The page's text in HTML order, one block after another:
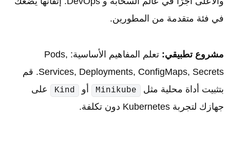
في فئة متقدمة من المطورين.
مشروع تطبيقي:
تعلم المفاهيم الأساسية: Pods,
Services, Deployments, ConfigMaps, Secrets. قم
بتثبيت أداة محلية مثل
Minikube أو Kind
على
جهازك لتجربة Kubernetes دون تكلفة.